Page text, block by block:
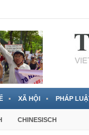
XÃ HỘI PHÁP
CHINESISCH